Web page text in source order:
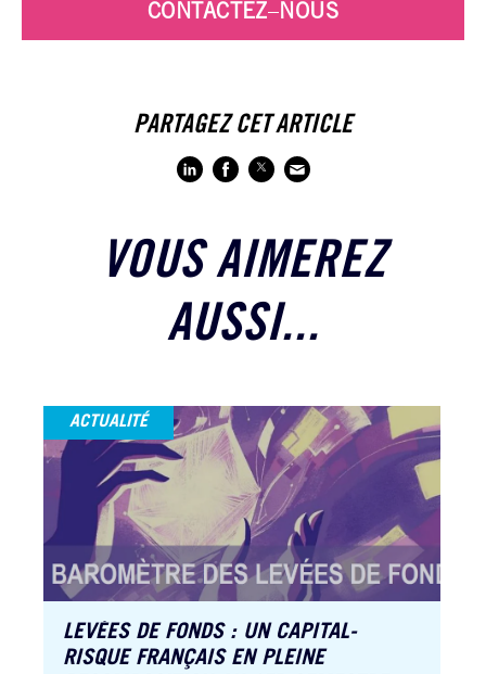
CONTACTEZ–NOUS
PARTAGEZ CET ARTICLE
VOUS AIMEREZ
AUSSI...
ACTUALITÉ
LEVÉES DE FONDS : UN CAPITAL-
RISQUE FRANÇAIS EN PLEINE